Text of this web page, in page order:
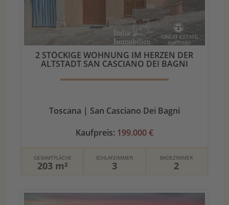
2 STÖCKIGE WOHNUNG IM HERZEN DER
ALTSTADT SAN CASCIANO DEI BAGNI
Toscana | San Casciano Dei Bagni
Kaufpreis: 199.000 €
GESAMTFLÄCHE
203 m²
SCHLAFZIMMER
3
BADEZIMMER
2